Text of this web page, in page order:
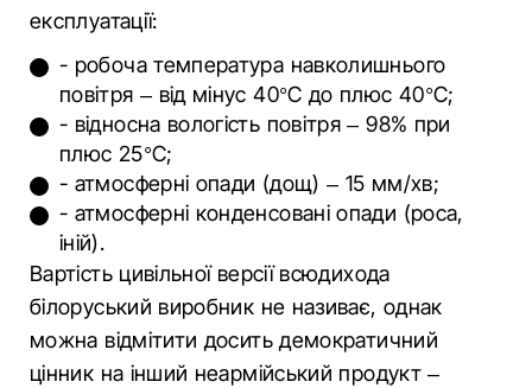
експлуатації:
- робоча температура навколишнього
повітря – від мінус 40°С до плюс 40°С;
- відносна вологість повітря – 98% при
плюс 25°С;
- атмосферні опади (дощ) – 15 мм/хв;
- атмосферні конденсовані опади (роса,
іній).
Вартість цивільної версії всюдихода
білоруський виробник не називає, однак
можна відмітити досить демократичний
цінник на інший неармійський продукт –